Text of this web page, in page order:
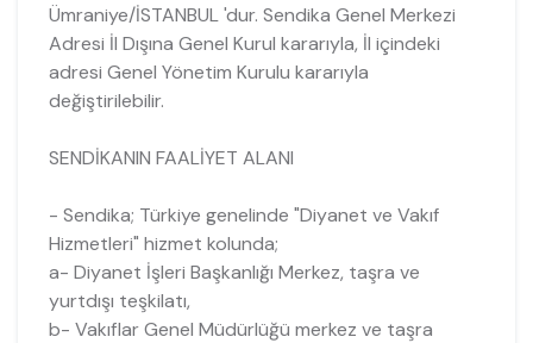
Ümraniye/İSTANBUL 'dur. Sendika Genel Merkezi
Adresi İl Dışına Genel Kurul kararıyla, İl içindeki
adresi Genel Yönetim Kurulu kararıyla
değiştirilebilir.
SENDİKANIN FAALİYET ALANI
- Sendika; Türkiye genelinde "Diyanet ve Vakıf
Hizmetleri" hizmet kolunda;
a- Diyanet İşleri Başkanlığı Merkez, taşra ve
yurtdışı teşkilatı,
b- Vakıflar Genel Müdürlüğü merkez ve taşra